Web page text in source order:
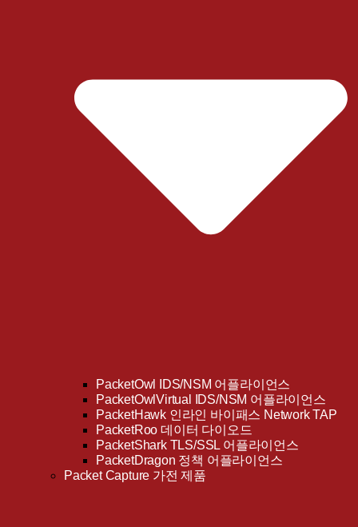
PacketOwl IDS/NSM 어플라이언스
PacketOwlVirtual IDS/NSM 어플라이언스
PacketHawk 인라인 바이패스 Network TAP
PacketRoo 데이터 다이오드
PacketShark TLS/SSL 어플라이언스
PacketDragon 정책 어플라이언스
Packet Capture 가전​​ 제품